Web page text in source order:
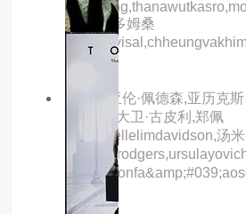
尤辛·乌多姆桑
蒂
主演：亚伦·佩德森,亚历克
卫·文翰,大卫·古皮利,郑佩
佩,michellelimdavidson,汤
伦
宾汉